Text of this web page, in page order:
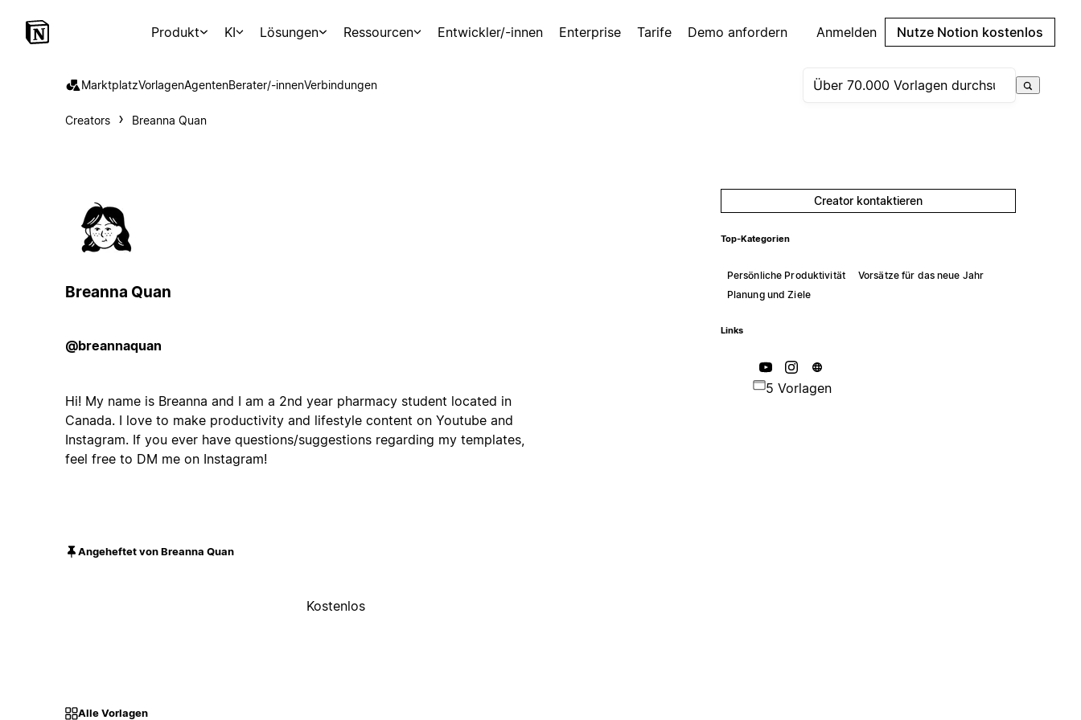
Produkt KI Lösungen Ressourcen Entwickler/-innen Enterprise Tarife Demo anfordern Anmelden Nutze Notion kostenlos
MarktplatzVorlagenAgentenBerater/-innenVerbindungen
Creators Breanna Quan
Breanna Quan
@breannaquan
Hi! My name is Breanna and I am a 2nd year pharmacy student located in
Canada. I love to make productivity and lifestyle content on Youtube and
Instagram. If you ever have questions/suggestions regarding my templates,
feel free to DM me on Instagram!
Creator kontaktieren
Top-Kategorien
Persönliche Produktivität
Vorsätze für das neue Jahr
Planung und Ziele
Links
5 Vorlagen
Angeheftet von Breanna Quan
Kostenlos
Alle Vorlagen